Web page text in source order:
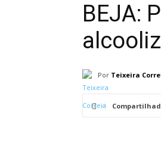
BEJA:
Por Teixeira